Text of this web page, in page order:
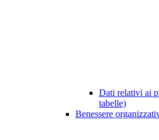
Dati relativi ai
tabelle)
Benessere